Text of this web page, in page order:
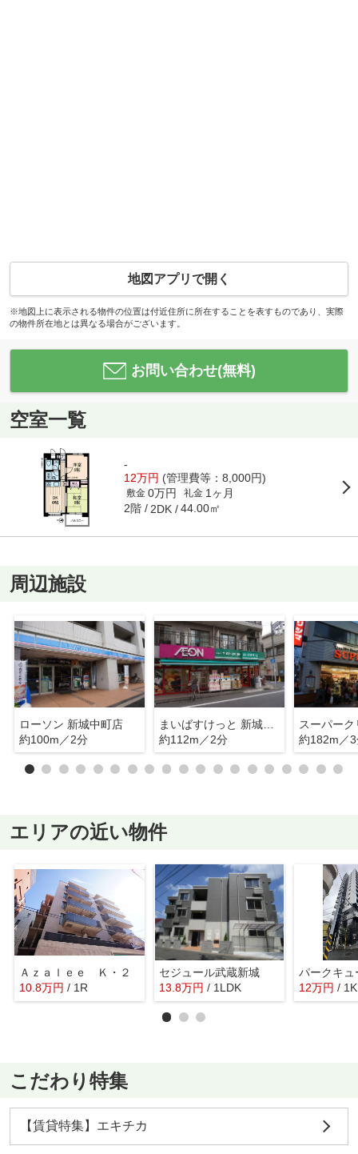
地図アプリで開く
※地図上に表示される物件の位置は付近住所に所在することを表すものであり、実際
の物件所在地とは異なる場合がございます。
お問い合わせ(無料)
空室一覧
-
12万円 (管理費等：8,000円)
敷金 0万円 礼金 1ヶ月
2階 2DK 44.00㎡
周辺施設
ローソン 新城中町店
約100m／2分
まいばすけっと 新城1丁目店
約112m／2分
約182m／
エリアの近い物件
Ａｚａｌｅｅ Ｋ・２
10.8万円 / 1R
セジュール武蔵新城
13.8万円 / 1LDK 12万円 / 1K
こだわり特集
【賃貸特集】エキチカ